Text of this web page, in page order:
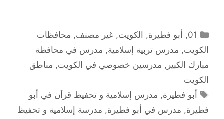
التصنيفات
01
, أبو فطيرة, الكويت,غير مصنف, محافظات
الكويت, مدرس تربية إسلامية, مدرس في محافظة
مبارك الكبير , مدرسين خصوصي في الكويت, مناطق
الكويت
الوسوم
أبو فطيرة, مدرس إسلامية و تحفيظ قرآن في أبو
فطيرة, مدرس في أبو فطيرة, مدرسة إسلامية و تحفيظ